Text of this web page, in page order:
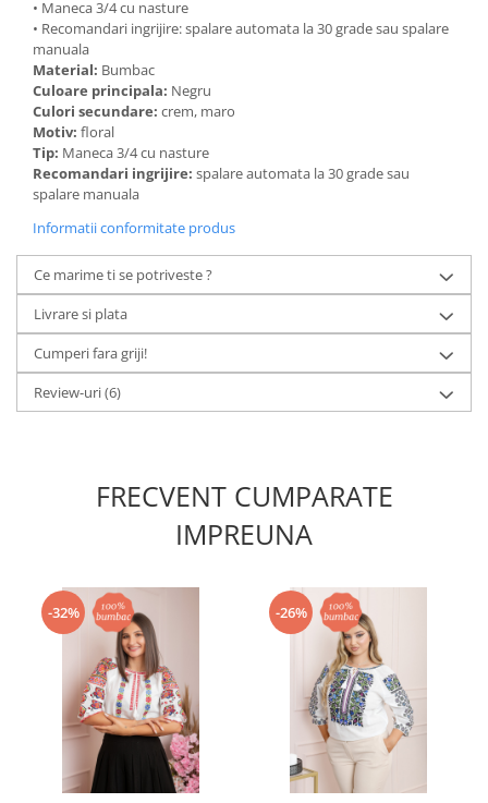
• Maneca 3/4 cu nasture
• Recomandari ingrijire: spalare automata la 30 grade sau spalare
manuala
Material: Bumbac
Culoare principala: Negru
Culori secundare: crem, maro
Motiv: floral
Tip: Maneca 3/4 cu nasture
Recomandari ingrijire: spalare automata la 30 grade sau
spalare manuala
Informatii conformitate produs
Ce marime ti se potriveste ?
Livrare si plata
Cumperi fara griji!
Review-uri(6)
FRECVENT CUMPARATE
IMPREUNA
-32% -26%